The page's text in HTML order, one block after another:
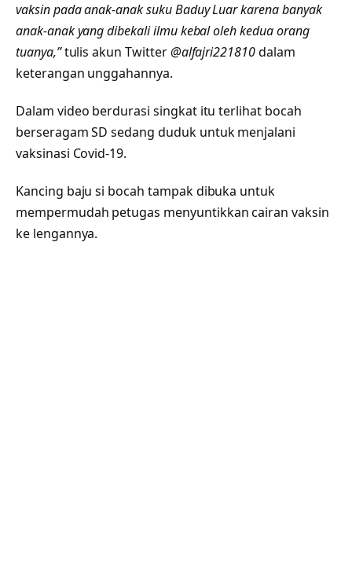
vaksin pada anak-anak suku Baduy Luar karena banyak
anak-anak yang dibekali ilmu kebal oleh kedua orang
tuanya,”tulis akun Twitter@alfajri221810dalam
keterangan unggahannya.
Dalam video berdurasi singkat itu terlihat bocah
berseragam SD sedang duduk untuk menjalani
vaksinasi Covid-19.
Kancing baju si bocah tampak dibuka untuk
mempermudah petugas menyuntikkan cairan vaksin
ke lengannya.